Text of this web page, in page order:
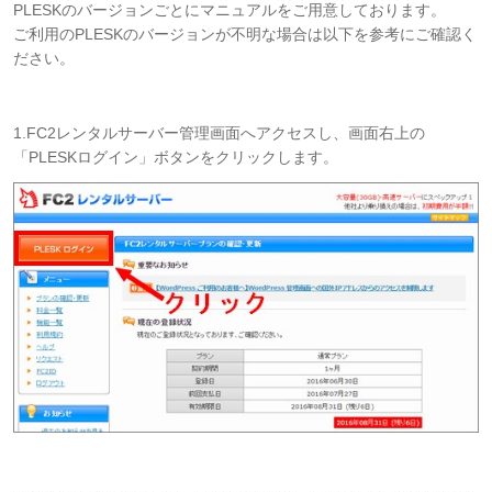
PLESKのバージョンごとにマニュアルをご用意しております。
ご利用のPLESKのバージョンが不明な場合は以下を参考にご確認く
ださい。
1.FC2レンタルサーバー管理画面へアクセスし、画面右上の
「PLESKログイン」ボタンをクリックします。